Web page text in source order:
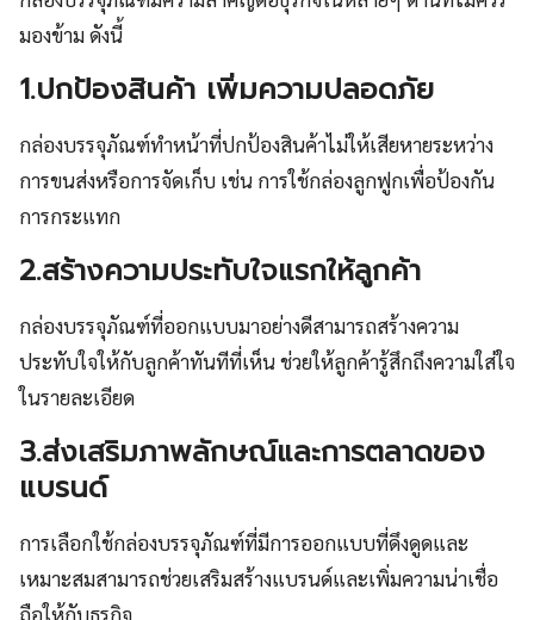
มองข้าม ดังนี้
1.ปกป้องสินค้า เพิ่มความปลอดภัย
กล่องบรรจุภัณฑ์ทำหน้าที่ปกป้องสินค้าไม่ให้เสียหายระหว่าง
การขนส่งหรือการจัดเก็บ เช่น การใช้กล่องลูกฟูกเพื่อป้องกัน
การกระแทก
2.สร้างความประทับใจแรกให้ลูกค้า
กล่องบรรจุภัณฑ์ที่ออกแบบมาอย่างดีสามารถสร้างความ
ประทับใจให้กับลูกค้าทันทีที่เห็น ช่วยให้ลูกค้ารู้สึกถึงความใส่ใจ
ในรายละเอียด
3.ส่งเสริมภาพลักษณ์และการตลาดของ
แบรนด์
การเลือกใช้กล่องบรรจุภัณฑ์ที่มีการออกแบบที่ดึงดูดและ
เหมาะสมสามารถช่วยเสริมสร้างแบรนด์และเพิ่มความน่าเชื่อ
ถือให้กับธุรกิจ